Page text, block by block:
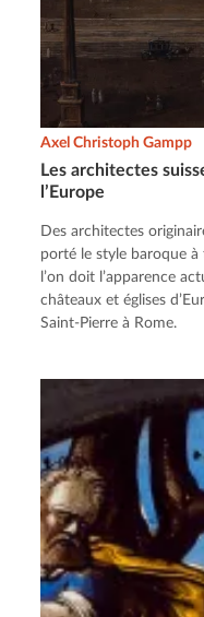
Les architectes
l’Europe
Axel Christoph Gampp
Des architectes
porté le style baroque à
l’on doit l’apparence
châteaux et églises
Saint-Pierre à Rome.